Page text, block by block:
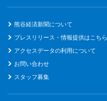
熊谷経済新聞について
プレスリリース・情報提供はこち
アクセスデータの利用について
お問い合わせ
スタッフ募集